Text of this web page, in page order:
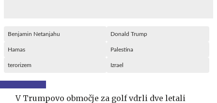
Benjamin Netanjahu Donald Trump
Hamas Palestina
terorizem Izrael
V Trumpovo območje za golf vdrli dve letali